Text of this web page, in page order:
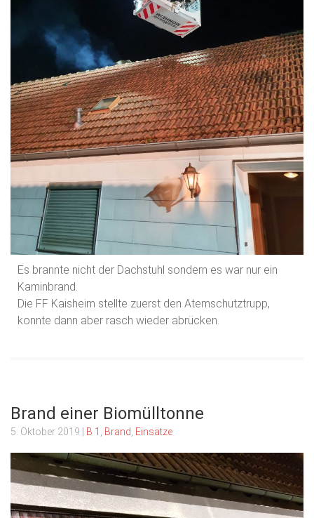
Es brannte nicht der Dachstuhl sondern es war nur ein
Kaminbrand.
Die FF Kaisheim stellte zuerst den Atemschutztrupp,
konnte dann aber rasch wieder abrücken.
Brand einer Biomülltonne
5. Oktober 2019 B 1 , Brand, Einsätze